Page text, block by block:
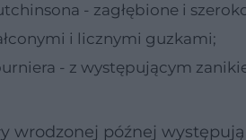
- zagłębione i
i licznymi guzkami;
- z występującym
wrodzonej późnej